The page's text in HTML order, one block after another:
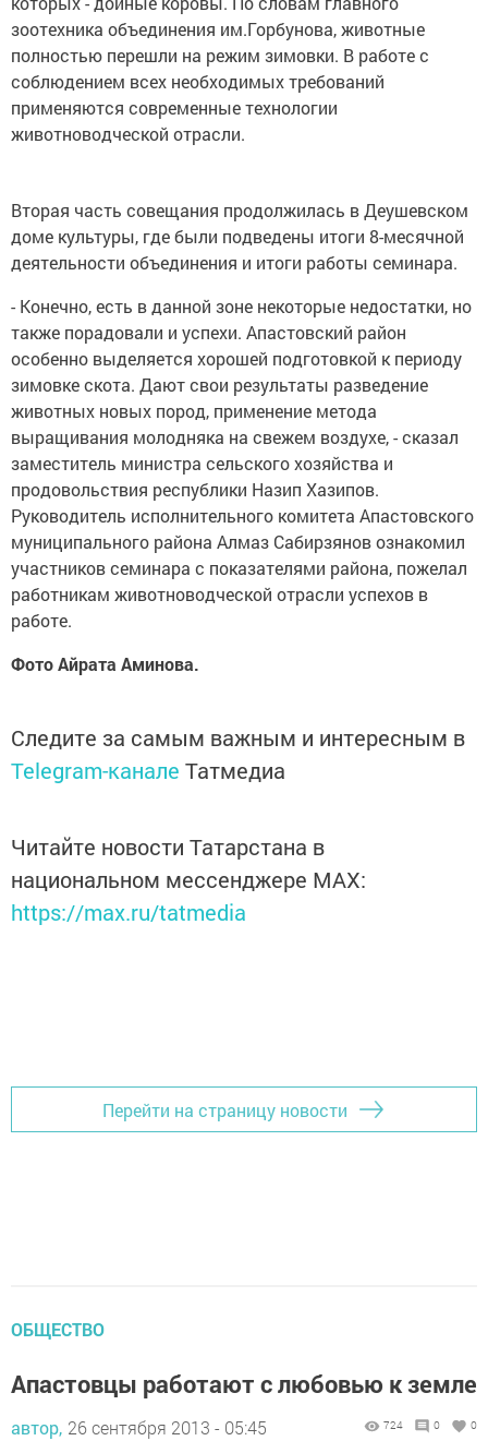
зоотехника объединения им.Горбунова, животные
полностью перешли на режим зимовки. В работе с
соблюдением всех необходимых требований
применяются современные технологии
животноводческой отрасли.
Вторая часть совещания продолжилась в Деушевском
доме культуры, где были подведены итоги 8-месячной
деятельности объединения и итоги работы семинара.
- Конечно, есть в данной зоне некоторые недостатки, но
также порадовали и успехи. Апастовский район
особенно выделяется хорошей подготовкой к периоду
зимовке скота. Дают свои результаты разведение
животных новых пород, применение метода
выращивания молодняка на свежем воздухе, - сказал
заместитель министра сельского хозяйства и
продовольствия республики Назип Хазипов.
Руководитель исполнительного комитета Апастовского
муниципального района Алмаз Сабирзянов ознакомил
участников семинара с показателями района, пожелал
работникам животноводческой отрасли успехов в
работе.
Фото Айрата Аминова.
Следите за самым важным и интересным в
Telegram-канале Татмедиа
Читайте новости Татарстана в
национальном мессенджере MАХ:
https://max.ru/tatmedia
Перейти на страницу новости
ОБЩЕСТВО
Апастовцы работают с любовью к земле
автор, 26 сентября 2013 - 05:45 724 0 0